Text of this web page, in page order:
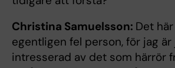
Christina Samuelsson: Det
egentligen fel person, för jag är
intresserad av det som härrör